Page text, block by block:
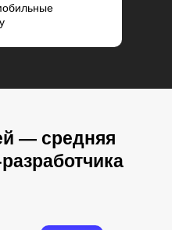
— средняя